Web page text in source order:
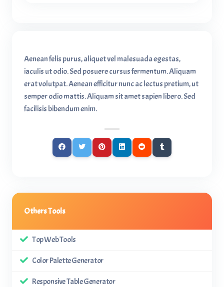
Aenean felis purus, aliquet vel malesuada egestas,
iaculis ut odio. Sed posuere cursus fermentum. Aliquam
erat volutpat. Aenean efficitur nunc ac lectus pretium, ut
semper odio mattis. Aliquam sit amet sapien libero. Sed
facilisis bibendum enim.
Others Tools
Top Web Tools
Color Palette Generator
Responsive Table Generator